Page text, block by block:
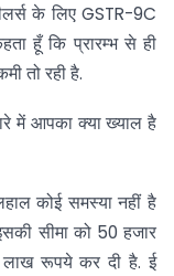
के लिए GSTR-9C
हूँ कि प्रारम्भ से ही
तो रही है.
में आपका क्या ख्याल है
कोई समस्या नहीं है
सीमा को 50 हजार
रूपये कर दी है. ई